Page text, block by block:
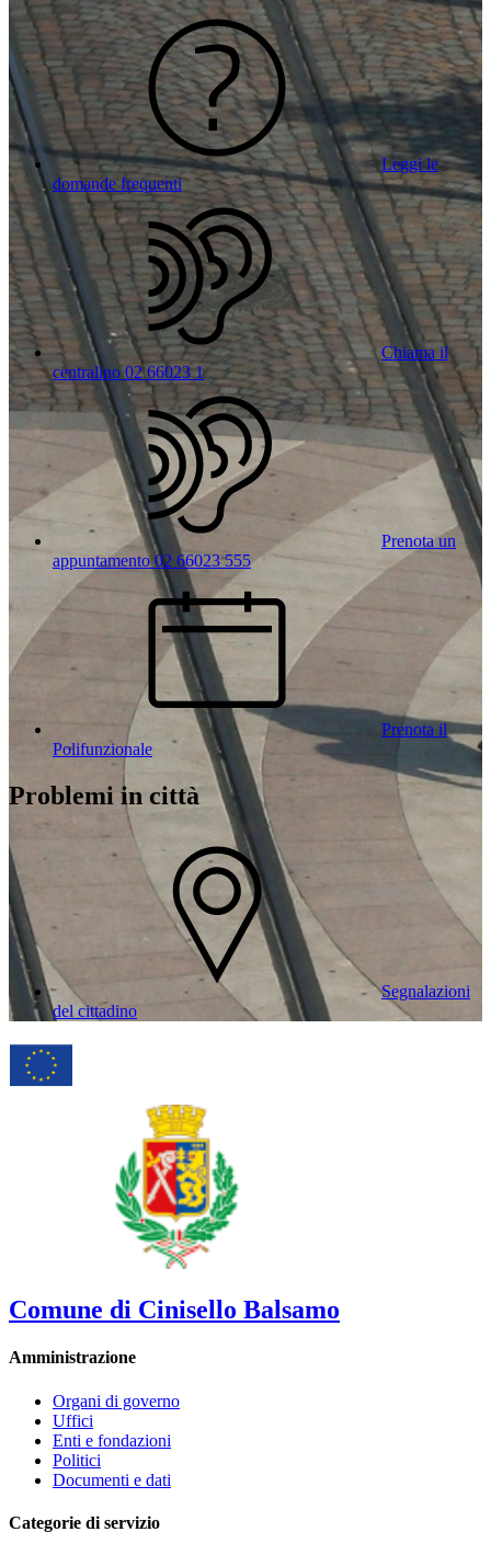
Leggi le
domande frequenti
Chiama il
centralino 02 66023 1
Prenota un
appuntamento 02 66023 555
Prenota il
Polifunzionale
Problemi in città
Segnalazioni
del cittadino
Comune di Cinisello Balsamo
Amministrazione
Organi di governo
Uffici
Enti e fondazioni
Politici
Documenti e dati
Categorie di servizio